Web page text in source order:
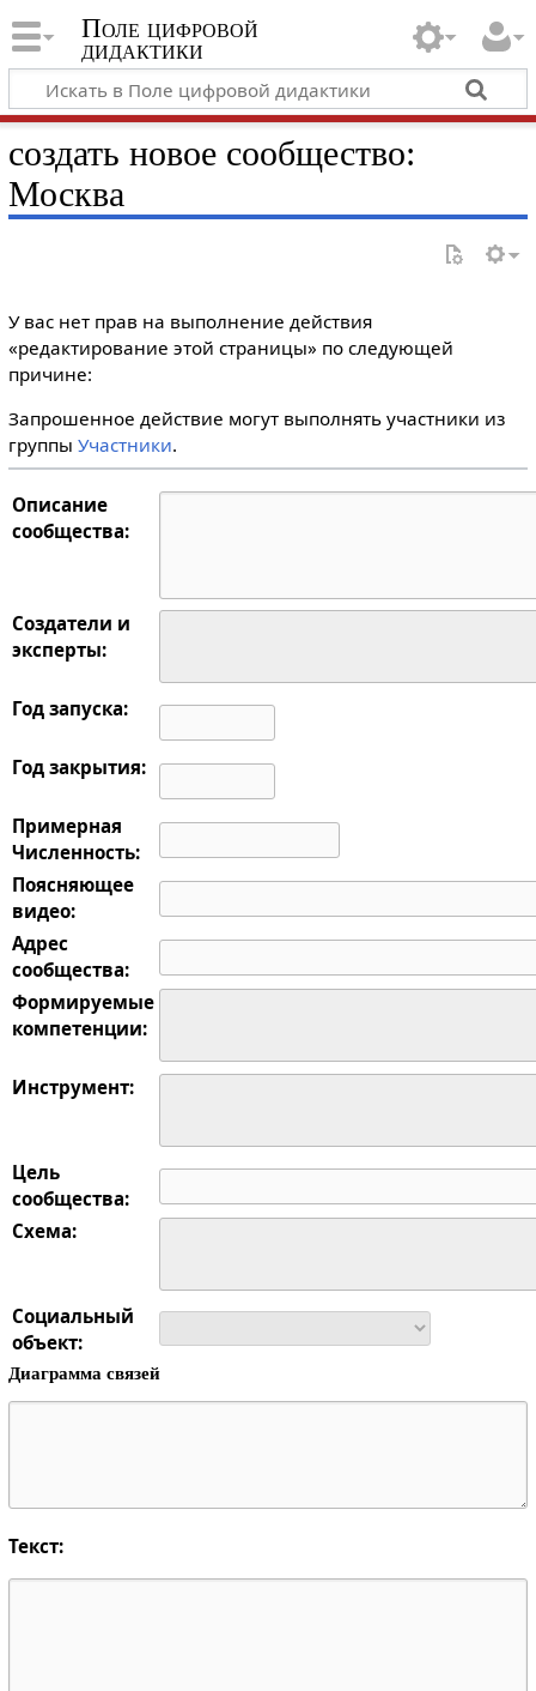
Поле цифровой
дидактики
создать новое сообщество:
Москва
У вас нет прав на выполнение действия
«редактирование этой страницы» по следующей
причине:
Запрошенное действие могут выполнять участники из
группы Участники.
Описание
сообщества:
Создатели и
эксперты:
Год запуска:
Год закрытия:
Примерная
Численность:
Поясняющее
видео:
Адрес
сообщества:
Формируемые
компетенции:
Инструмент:
Цель
сообщества:
Схема:
Социальный
объект:
Диаграмма связей
Текст: